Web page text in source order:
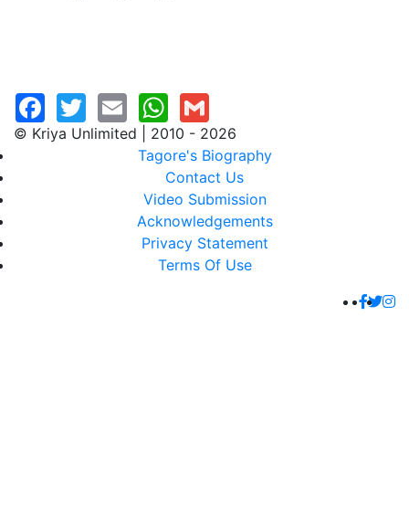
© Kriya Unlimited | 2010 - 2026
Tagore's Biography
Contact Us
Video Submission
Acknowledgements
Privacy Statement
Terms Of Use